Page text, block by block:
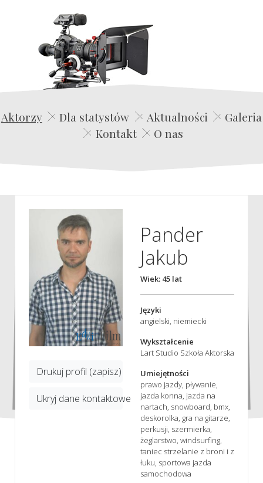
Edwin Film Agencja Aktorska
Aktorzy Dla statystów Aktualności
Galeria
Kontakt
O nas
Drukuj profil (zapisz)
Ukryj dane kontaktowe
Pander
Jakub
Wiek: 45 lat
Języki
angielski, niemiecki
Wykształcenie
Lart Studio Szkoła Aktorska
Umiejętności
prawo jazdy, pływanie,
jazda konna, jazda na
nartach, snowboard, bmx,
deskorolka, gra na gitarze,
perkusji, szermierka,
żeglarstwo, windsurfing,
taniec strzelanie z broni i z
łuku, sportowa jazda
samochodowa